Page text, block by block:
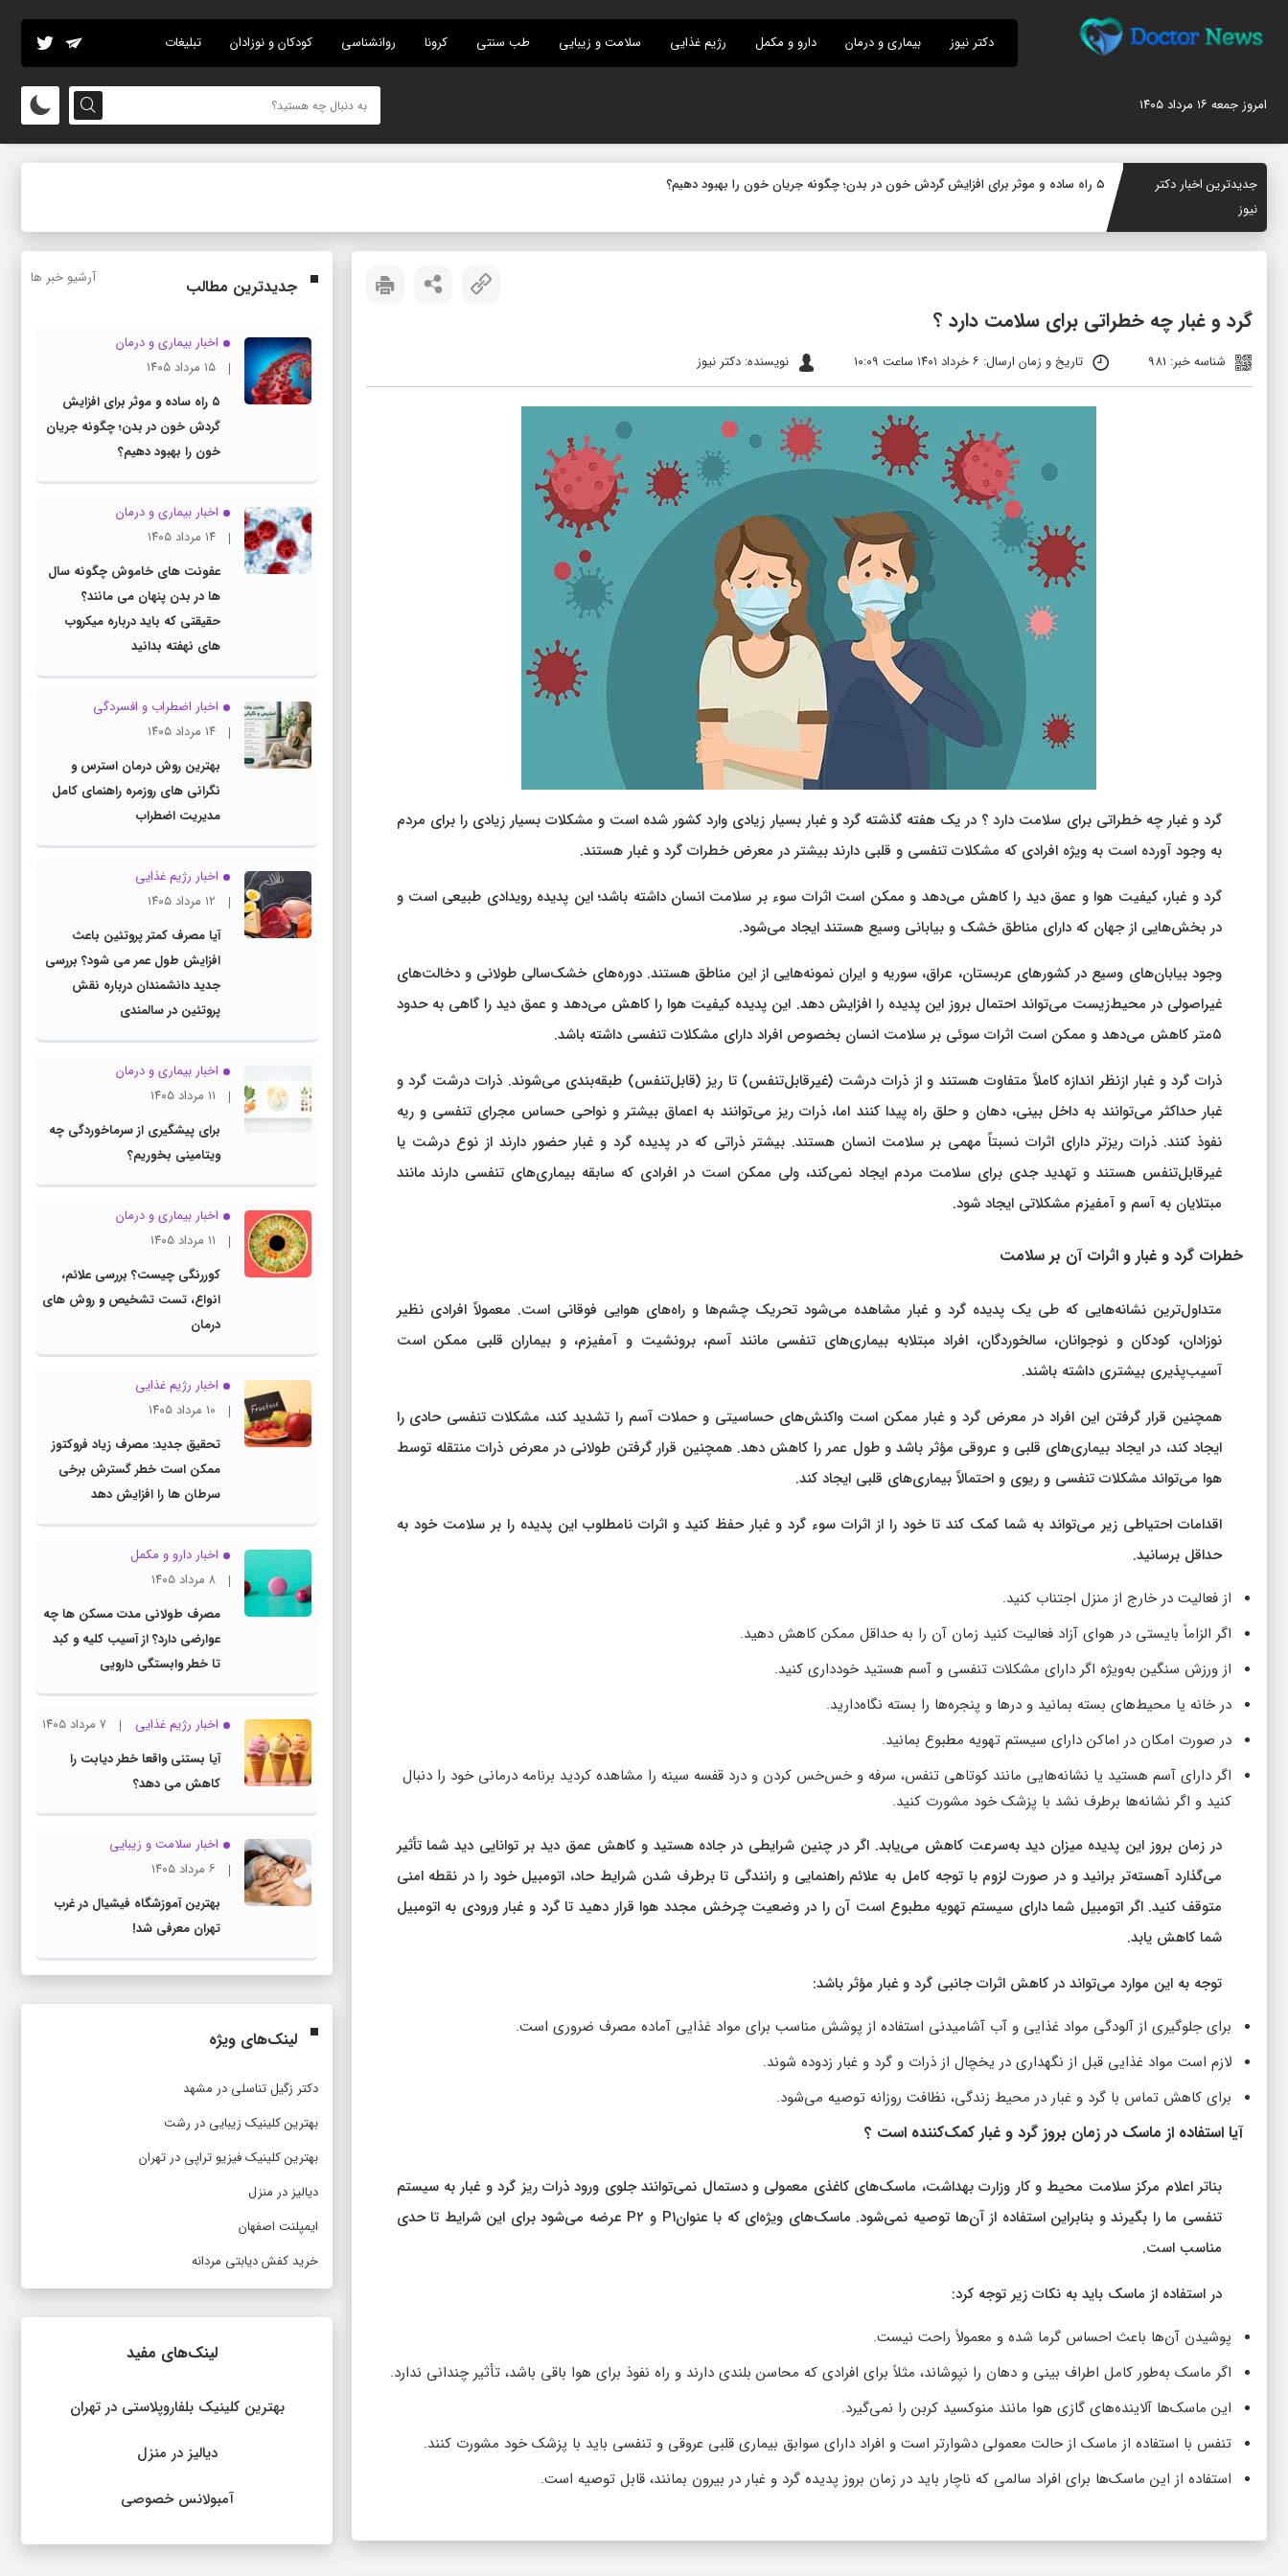
دکتر نیوز بیماری و درمان دارو و مکمل رژیم غذایی سلامت و زیبایی طب سنتی کرونا روانشناسی کودکان و نوزادان تبلیغات
امروز جمعه ۱۶ مرداد ۱۴۰۵
جدیدترین اخبار دکتر
نیوز
۵ راه ساده و موثر برای افزایش گردش خون در بدن؛ چگونه جریان خون را بهبود دهیم؟
گرد و غبار چه خطراتی برای سلامت دارد ؟
شناسه خبر: 981 تاریخ و زمان ارسال: ۶ خرداد ۱۴۰۱ ساعت ۱۰:۰۹ نویسنده: دکتر نیوز
گرد و غبار چه خطراتی برای سلامت دارد ؟ در یک هفته گذشته گرد و غبار بسیار زیادی وارد کشور شده است و مشکلات بسیار زیادی را برای مردم
به وجود آورده است به ویژه افرادی که مشکلات تنفسی و قلبی دارند بیشتر در معرض خطرات گرد و غبار هستند.
گرد و غبار، کیفیت هوا و عمق دید را کاهش می‌دهد و ممکن است اثرات سوء بر سلامت انسان داشته باشد؛ این پدیده رویدادی طبیعی است و
در بخش‌هایی از جهان که دارای مناطق خشک و بیابانی وسیع هستند ایجاد می‌شود.
وجود بیابان‌های وسیع در کشورهای عربستان، عراق، سوریه و ایران نمونه‌هایی از این مناطق هستند. دوره‌های خشک‌سالی طولانی و دخالت‌های
غیراصولی در محیط‌زیست می‌تواند احتمال بروز این پدیده را افزایش دهد. این پدیده کیفیت هوا را کاهش می‌دهد و عمق دید را گاهی به حدود
۵متر کاهش می‌دهد و ممکن است اثرات سوئی بر سلامت انسان بخصوص افراد دارای مشکلات تنفسی داشته باشد.
ذرات گرد و غبار ازنظر اندازه کاملاً متفاوت هستند و از ذرات درشت (غیرقابل‌تنفس) تا ریز (قابل‌تنفس) طبقه‌بندی می‌شوند. ذرات درشت گرد و
غبار حداکثر می‌توانند به داخل بینی، دهان و حلق راه پیدا کنند اما، ذرات ریز می‌توانند به اعماق بیشتر و نواحی حساس مجرای تنفسی و ریه
نفوذ کنند. ذرات ریزتر دارای اثرات نسبتاً مهمی بر سلامت انسان هستند. بیشتر ذراتی که در پدیده گرد و غبار حضور دارند از نوع درشت یا
غیرقابل‌تنفس هستند و تهدید جدی برای سلامت مردم ایجاد نمی‌کند، ولی ممکن است در افرادی که سابقه بیماری‌های تنفسی دارند مانند
مبتلایان به آسم و آمفیزم مشکلاتی ایجاد شود.
خطرات گرد و غبار و اثرات آن بر سلامت
متداول‌ترین نشانه‌هایی که طی یک پدیده گرد و غبار مشاهده می‌شود تحریک چشم‌ها و راه‌های هوایی فوقانی است. معمولاً افرادی نظیر
نوزادان، کودکان و نوجوانان، سالخوردگان، افراد مبتلابه بیماری‌های تنفسی مانند آسم، برونشیت و آمفیزم، و بیماران قلبی ممکن است
آسیب‌پذیری بیشتری داشته باشند.
همچنین قرار گرفتن این افراد در معرض گرد و غبار ممکن است واکنش‌های حساسیتی و حملات آسم را تشدید کند، مشکلات تنفسی حادی را
ایجاد کند، در ایجاد بیماری‌های قلبی و عروقی مؤثر باشد و طول عمر را کاهش دهد. همچنین قرار گرفتن طولانی در معرض ذرات منتقله توسط
هوا می‌تواند مشکلات تنفسی و ریوی و احتمالاً بیماری‌های قلبی ایجاد کند.
اقدامات احتیاطی زیر می‌تواند به شما کمک کند تا خود را از اثرات سوء گرد و غبار حفظ کنید و اثرات نامطلوب این پدیده را بر سلامت خود به
حداقل برسانید.
از فعالیت در خارج از منزل اجتناب کنید.
اگر الزاماً بایستی در هوای آزاد فعالیت کنید زمان آن را به حداقل ممکن کاهش دهید.
از ورزش سنگین به‌ویژه اگر دارای مشکلات تنفسی و آسم هستید خودداری کنید.
در خانه‌ یا محیط‌های بسته بمانید و درها و پنجره‌ها را بسته نگاه‌دارید.
در صورت امکان در اماکن دارای سیستم تهویه مطبوع بمانید.
اگر دارای آسم هستید یا نشانه‌هایی مانند کوتاهی تنفس، سرفه و خس‌خس کردن و درد قفسه سینه را مشاهده کردید برنامه درمانی خود را دنبال
کنید و اگر نشانه‌ها برطرف نشد با پزشک خود مشورت کنید.
در زمان بروز این پدیده میزان دید به‌سرعت کاهش می‌یابد. اگر در چنین شرایطی در جاده هستید و کاهش عمق دید بر توانایی دید شما تأثیر
می‌گذارد آهسته‌تر برانید و در صورت لزوم با توجه کامل به علائم راهنمایی و رانندگی تا برطرف شدن شرایط حاد، اتومبیل خود را در نقطه امنی
متوقف کنید. اگر اتومبیل شما دارای سیستم تهویه مطبوع است آن را در وضعیت چرخش مجدد هوا قرار دهید تا گرد و غبار ورودی به اتومبیل
شما کاهش یابد.
توجه به این موارد می‌تواند در کاهش اثرات جانبی گرد و غبار مؤثر باشد:
برای جلوگیری از آلودگی مواد غذایی و آب آشامیدنی استفاده از پوشش مناسب برای مواد غذایی آماده مصرف ضروری است.
لازم است مواد غذایی قبل از نگهداری در یخچال از ذرات و گرد و غبار زدوده شوند.
برای کاهش تماس با گرد و غبار در محیط زندگی، نظافت روزانه توصیه می‌شود.
آیا استفاده از ماسک در زمان بروز گرد و غبار کمک‌کننده است ؟
بناتر اعلام مرکز سلامت محیط و کار وزارت بهداشت،‌ ماسک‌های کاغذی معمولی و دستمال نمی‌توانند جلوی ورود ذرات ریز گرد و غبار به سیستم
تنفسی ما را بگیرند و بنابراین استفاده از آن‌ها توصیه نمی‌شود. ماسک‌های ویژه‌ای که با عنوانP۱ و P۲ عرضه می‌شود برای این شرایط تا حدی
مناسب است.
در استفاده از ماسک باید به نکات زیر توجه کرد:
پوشیدن آن‌ها باعث احساس گرما شده و معمولاً راحت نیست.
اگر ماسک به‌طور کامل اطراف بینی و دهان را نپوشاند، مثلاً برای افرادی که محاسن بلندی دارند و راه نفوذ برای هوا باقی باشد، تأثیر چندانی ندارد.
این ماسک‌ها آلاینده‌های گازی هوا مانند منوکسید کربن را نمی‌گیرد.
تنفس با استفاده از ماسک از حالت معمولی دشوارتر است و افراد دارای سوابق بیماری قلبی عروقی و تنفسی باید با پزشک خود مشورت کنند.
استفاده از این ماسک‌ها برای افراد سالمی که ناچار باید در زمان بروز پدیده گرد و غبار در بیرون بمانند، قابل توصیه است.
جدیدترین مطالب آرشیو خبر ها
اخبار بیماری و درمان
۱۵ مرداد ۱۴۰۵
۵ راه ساده و موثر برای افزایش
گردش خون در بدن؛ چگونه جریان
خون را بهبود دهیم؟
اخبار بیماری و درمان
۱۴ مرداد ۱۴۰۵
عفونت های خاموش چگونه سال
ها در بدن پنهان می مانند؟
حقیقتی که باید درباره میکروب
های نهفته بدانید
اخبار اضطراب و افسردگی
۱۴ مرداد ۱۴۰۵
بهترین روش درمان استرس و
نگرانی های روزمره راهنمای کامل
مدیریت اضطراب
اخبار رژیم غذایی
۱۲ مرداد ۱۴۰۵
آیا مصرف کمتر پروتئین باعث
افزایش طول عمر می شود؟ بررسی
جدید دانشمندان درباره نقش
پروتئین در سالمندی
اخبار بیماری و درمان
۱۱ مرداد ۱۴۰۵
برای پیشگیری از سرماخوردگی چه
ویتامینی بخوریم؟
اخبار بیماری و درمان
۱۱ مرداد ۱۴۰۵
کوررنگی چیست؟ بررسی علائم،
انواع، تست تشخیص و روش های
درمان
اخبار رژیم غذایی
۱۰ مرداد ۱۴۰۵
تحقیق جدید: مصرف زیاد فروکتوز
ممکن است خطر گسترش برخی
سرطان ها را افزایش دهد
اخبار دارو و مکمل
۸ مرداد ۱۴۰۵
مصرف طولانی مدت مسکن ها چه
عوارضی دارد؟ از آسیب کلیه و کبد
تا خطر وابستگی دارویی
اخبار رژیم غذایی
۷ مرداد ۱۴۰۵
آیا بستنی واقعا خطر دیابت را
کاهش می دهد؟
اخبار سلامت و زیبایی
۶ مرداد ۱۴۰۵
بهترین آموزشگاه فیشیال در غرب
تهران معرفی شد!
لینک‌های ویژه
دکتر زگیل تناسلی در مشهد
بهترین کلینیک زیبایی در رشت
بهترین کلینیک فیزیو تراپی در تهران
دیالیز در منزل
ایمپلنت اصفهان
خرید کفش دیابتی مردانه
لینک‌های مفید
بهترین کلینیک بلفاروپلاستی در تهران
دیالیز در منزل
آمبولانس خصوصی